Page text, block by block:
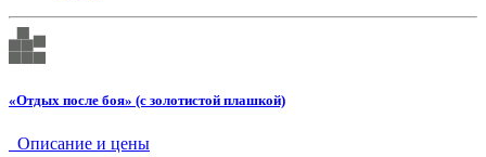
«Отдых после боя» (с золотистой плашкой)
Описание и цены